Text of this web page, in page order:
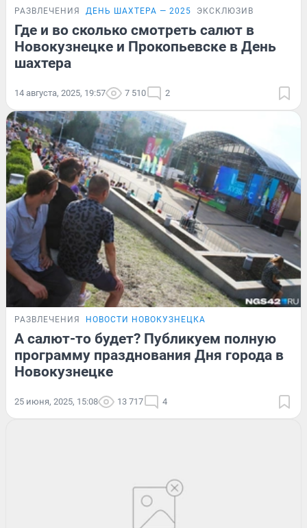
РАЗВЛЕЧЕНИЯ ДЕНЬ ШАХТЕРА — 2025 ЭКСКЛЮЗИВ
Где и во сколько смотреть салют в
Новокузнецке и Прокопьевске в День
шахтера
14 августа, 2025, 19:57 7 510 2
РАЗВЛЕЧЕНИЯ НОВОСТИ НОВОКУЗНЕЦКА
А салют-то будет? Публикуем полную
программу празднования Дня города в
Новокузнецке
25 июня, 2025, 15:08 13 717 4